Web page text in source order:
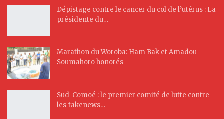
Dépistage contre le cancer du col de l’utérus : La
présidente du…
Marathon du Woroba: Ham Bak et Amadou
Soumahoro honorés
Sud-Comoé : le premier comité de lutte contre
les fakenews…